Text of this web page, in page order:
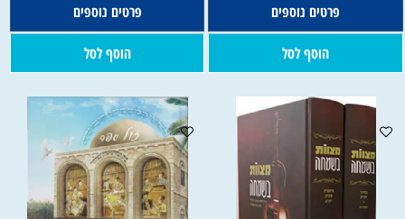
פרטים נוספים
הוסף לסל
פרטים נוספים
הוסף לסל